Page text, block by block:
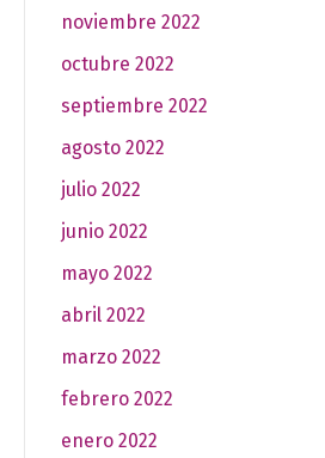
noviembre 2022
octubre 2022
septiembre 2022
agosto 2022
julio 2022
junio 2022
mayo 2022
abril 2022
marzo 2022
febrero 2022
enero 2022